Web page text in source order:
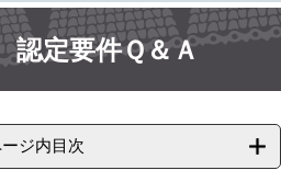
定要件Ｑ＆Ａ
ジ内目次